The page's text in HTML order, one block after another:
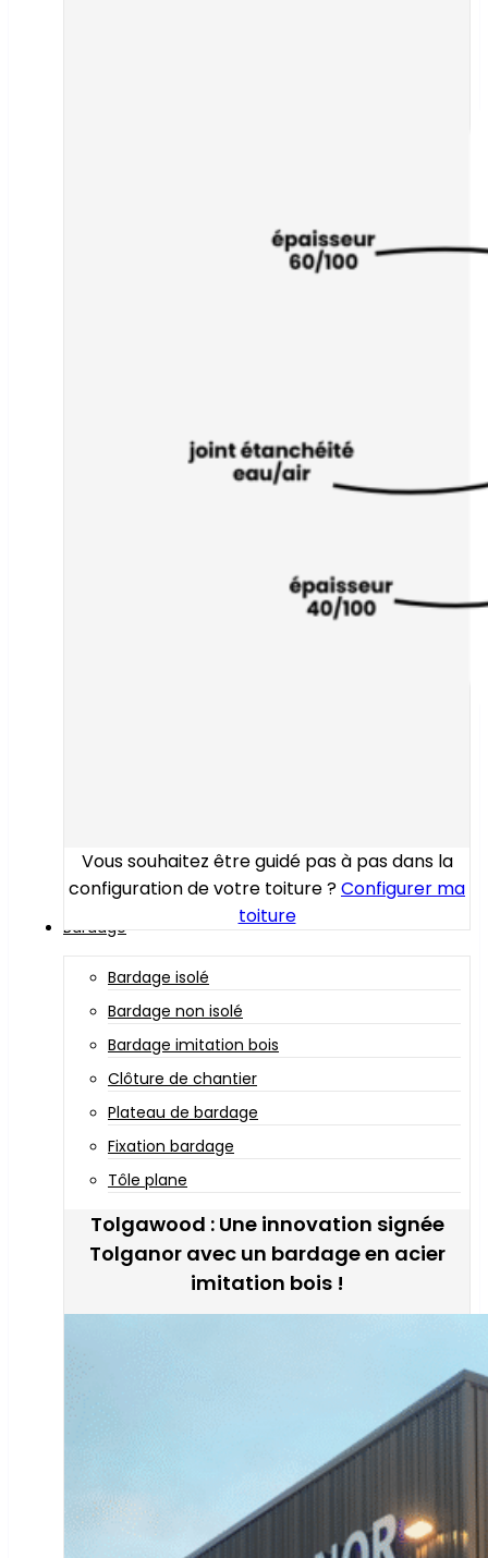
Vous souhaitez être guidé pas à pas dans la
configuration de votre toiture ?Configurer ma
toiture
Bardage
Bardage isolé
Bardage non isolé
Bardage imitation bois
Clôture de chantier
Plateau de bardage
Fixation bardage
Tôle plane
Tolgawood : Une innovation signée
Tolganor avec un bardage en acier
imitation bois !